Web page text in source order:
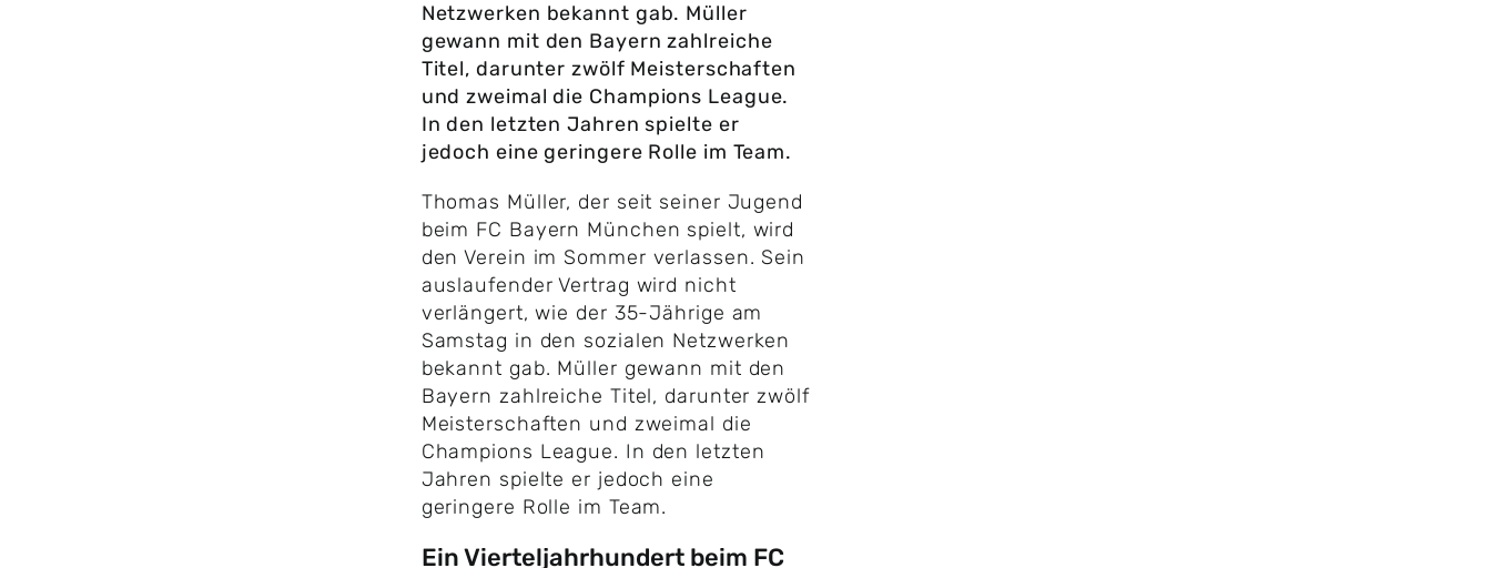
Netzwerken bekannt gab. Müller
gewann mit den Bayern zahlreiche
Titel, darunter zwölf Meisterschaften
und zweimal die Champions League.
In den letzten Jahren spielte er
jedoch eine geringere Rolle im Team.
​Thomas Müller, der seit seiner Jugend
beim FC Bayern München spielt, wird
den Verein im Sommer verlassen. Sein
auslaufender Vertrag wird nicht
verlängert, wie der 35-Jährige am
Samstag in den sozialen Netzwerken
bekannt gab. Müller gewann mit den
Bayern zahlreiche Titel, darunter zwölf
Meisterschaften und zweimal die
Champions League. In den letzten
Jahren spielte er jedoch eine
geringere Rolle im Team.
Ein Vierteljahrhundert beim FC